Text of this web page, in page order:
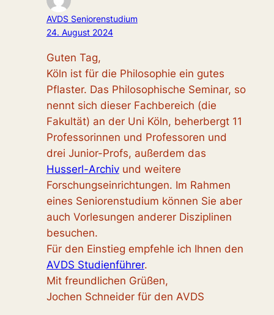
AVDS Seniorenstudium
24. August 2024
Guten Tag,
Köln ist für die Philosophie ein gutes
Pflaster. Das Philosophische Seminar, so
nennt sich dieser Fachbereich (die
Fakultät) an der Uni Köln, beherbergt 11
Professorinnen und Professoren und
drei Junior-Profs, außerdem das
Husserl-Archivund weitere
Forschungseinrichtungen. Im Rahmen
eines Seniorenstudium können Sie aber
auch Vorlesungen anderer Disziplinen
besuchen.
Für den Einstieg empfehle ich Ihnen den
AVDS Studienführer.
Mit freundlichen Grüßen,
Jochen Schneider für den AVDS